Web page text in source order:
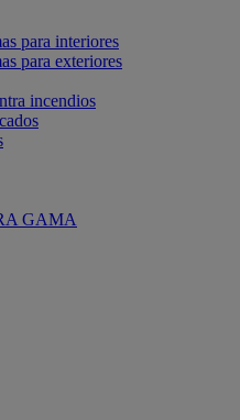
para interiores
para exteriores
incendios
GAMA